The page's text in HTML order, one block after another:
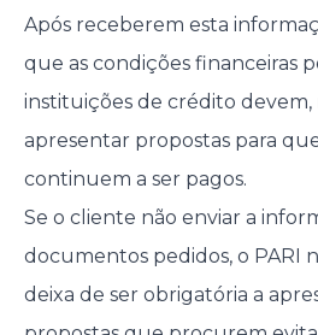
Após receberem esta
que as condições financeiras
instituições de crédito devem,
apresentar propostas para
continuem a ser pagos.
Se o cliente não enviar a
documentos pedidos, o PARI
deixa de ser obrigatória a